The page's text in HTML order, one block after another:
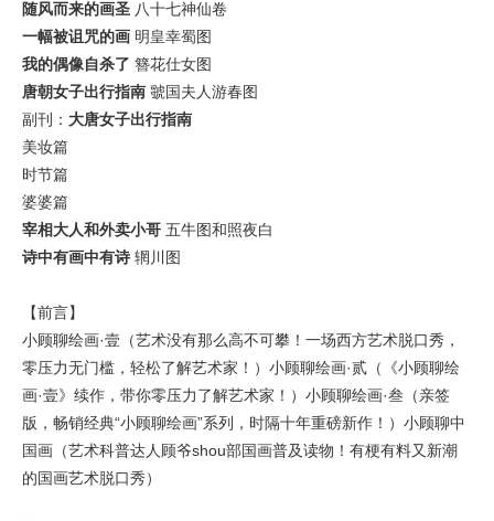
随风而来的画圣 八十七神仙卷
一幅被诅咒的画 明皇幸蜀图
我的偶像自杀了 簪花仕女图
唐朝女子出行指南 虢国夫人游春图
副刊： 大唐女子出行指南
美妆篇
时节篇
婆婆篇
宰相大人和外卖小哥 五牛图和照夜白
诗中有画中有诗辋川图
【前言】
小顾聊绘画·壹（艺术没有那么高不可攀！一场西方艺术脱口秀，
零压力无门槛，轻松了解艺术家！）小顾聊绘画·贰（《小顾聊绘
画·壹》续作，带你零压力了解艺术家！）小顾聊绘画·叁（亲签
版，畅销经典“小顾聊绘画”系列，时隔十年重磅新作！）小顾聊中
国画（艺术科普达人顾爷shou部国画普及读物！有梗有料又新潮
的国画艺术脱口秀）